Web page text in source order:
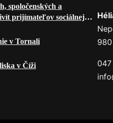
spoločenských a
prijímateľov sociálnej
AUGUST 2026
v Tornali
v Číži